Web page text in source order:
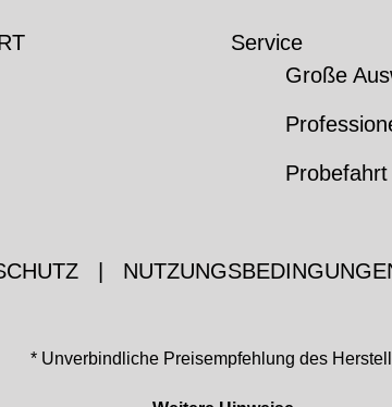
Service
Große
* Unverbindliche Preisempfehlung des